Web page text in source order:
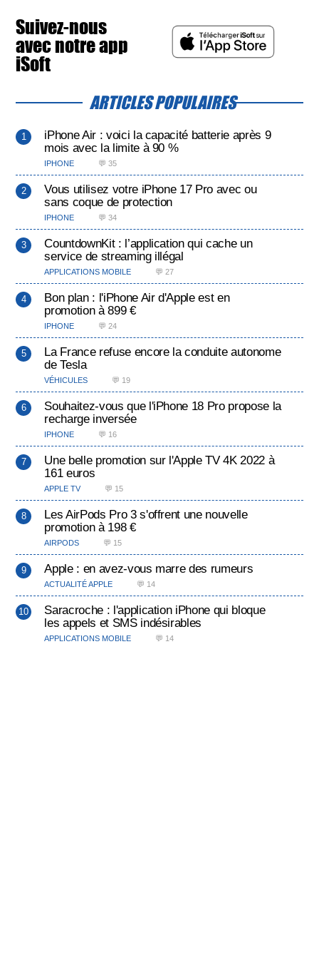
Suivez-nous
avec notre app
iSoft
ARTICLES POPULAIRES
iPhone Air : voici la capacité batterie après 9
mois avec la limite à 90 %
IPHONE 💬 35
Vous utilisez votre iPhone 17 Pro avec ou
sans coque de protection
IPHONE 💬 34
CountdownKit : l’application qui cache un
service de streaming illégal
APPLICATIONS MOBILE 💬 27
Bon plan : l'iPhone Air d'Apple est en
promotion à 899 €
IPHONE 💬 24
La France refuse encore la conduite autonome
de Tesla
VÉHICULES 💬 19
Souhaitez-vous que l'iPhone 18 Pro propose la
recharge inversée
IPHONE 💬 16
Une belle promotion sur l'Apple TV 4K 2022 à
161 euros
APPLE TV 💬 15
Les AirPods Pro 3 s'offrent une nouvelle
promotion à 198 €
AIRPODS 💬 15
Apple : en avez-vous marre des rumeurs
ACTUALITÉ APPLE 💬 14
Saracroche : l'application iPhone qui bloque
les appels et SMS indésirables
APPLICATIONS MOBILE 💬 14